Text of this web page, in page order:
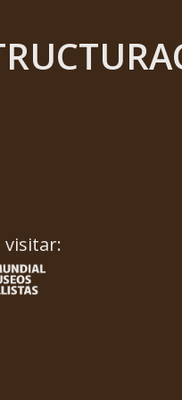
visitar: